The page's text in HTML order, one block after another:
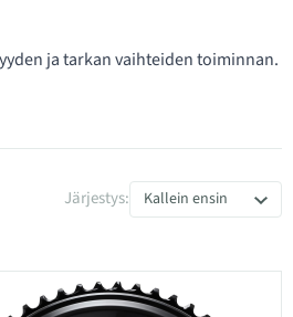
ja tarkan vaihteiden toiminnan.
Järjestys: Kallein ensin